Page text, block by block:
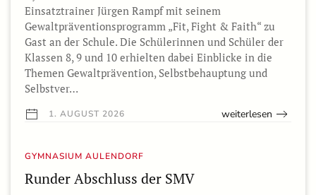
Einsatztrainer Jürgen Rampf mit seinem
Gewaltpräventionsprogramm „Fit, Fight & Faith“ zu
Gast an der Schule. Die Schülerinnen und Schüler der
Klassen 8, 9 und 10 erhielten dabei Einblicke in die
Themen Gewaltprävention, Selbstbehauptung und
Selbstver…
1. AUGUST 2026 weiterlesen
GYMNASIUM AULENDORF
Runder Abschluss der SMV